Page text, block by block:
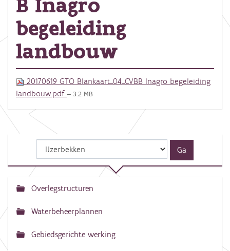
begeleiding
landbouw
20170619 GTO Blankaart_04_CVBB Inagro begeleiding
landbouw.pdf — 3.2 MB
N
a
i
Overlegstructuren
Waterbeheerplannen
Gebiedsgerichte werking